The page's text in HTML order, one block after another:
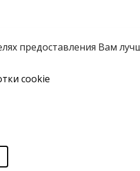
предприятие
предоставления Вам
cookie